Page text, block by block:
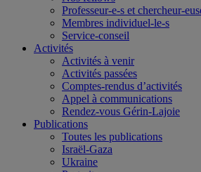
Professeur-e-s et chercheur-
Membres individuel-le-s
Service-conseil
Activités
Activités à venir
Activités passées
Comptes-rendus d’activités
Appel à communications
Rendez-vous Gérin-Lajoie
Publications
Toutes les publications
Israël-Gaza
Ukraine